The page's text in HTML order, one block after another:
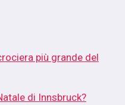
più grande del
di Innsbruck?